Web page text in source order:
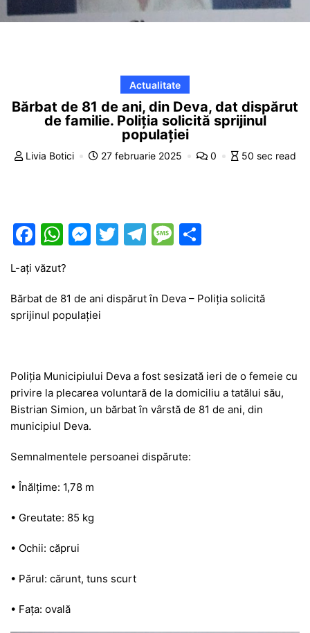
Actualitate
Bărbat de 81 de ani, din Deva, dat dispărut
de familie. Poliția solicită sprijinul
populației
Livia Botici 27 februarie 2025 0 50 sec read
F
c
e
b
o
k
W
at
s
A
p
M
s
e
g
er
T
er
T
gr
M
s
e
je
ă
L-ați văzut?
Bărbat de 81 de ani dispărut în Deva – Poliția solicită
sprijinul populației
Poliția Municipiului Deva a fost sesizată ieri de o femeie cu
privire la plecarea voluntară de la domiciliu a tatălui său,
Bistrian Simion, un bărbat în vârstă de 81 de ani, din
municipiul Deva.
Semnalmentele persoanei dispărute:
• Înălțime: 1,78 m
• Greutate: 85 kg
• Ochii: căprui
• Părul: cărunt, tuns scurt
• Fața: ovală